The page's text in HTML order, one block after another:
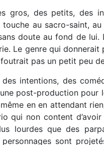
gros, des petits, des
au sacro-saint,
doute au fond de lui.
Le genre qui donnerait
pas un petit peu
intentions, des
post-production pour
en en attendant
qui non content
lourdes que des
sont